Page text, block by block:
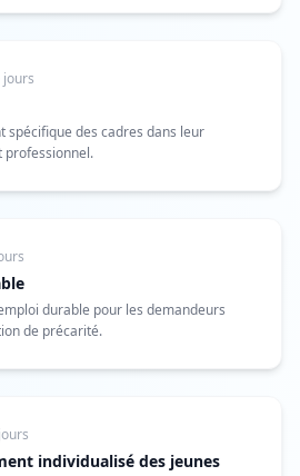
jours
spécifique des cadres dans leur
professionnel.
durable pour les demandeurs
de précarité.
individualisé des jeunes